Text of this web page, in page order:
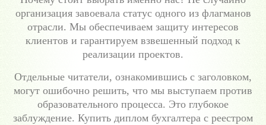
организация завоевала статус одного из флагманов
отрасли. Мы обеспечиваем защиту интересов
клиентов и гарантируем взвешенный подход к
реализации проектов.
Отдельные читатели, ознакомившись с заголовком,
могут ошибочно решить, что мы выступаем против
образовательного процесса. Это глубокое
заблуждение. Купить диплом бухгалтера с реестром